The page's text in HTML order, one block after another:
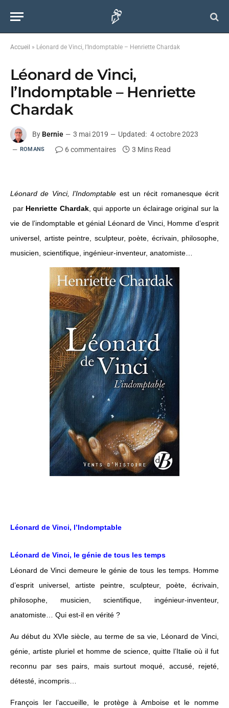
Accueil » Léonard de Vinci, l’Indomptable – Henriette Chardak
Léonard de Vinci,
l’Indomptable – Henriette
Chardak
By Bernie 3 mai 2019 Updated: 4 octobre 2023
ROMANS 6 commentaires 3 Mins Read
Léonard de Vinci, l’Indomptable est un récit romanesque écrit
par Henriette Chardak, qui apporte un éclairage original sur la
vie de l’indomptable et génial Léonard de Vinci, Homme d’esprit
universel, artiste peintre, sculpteur, poète, écrivain, philosophe,
musicien, scientifique, ingénieur-inventeur, anatomiste…
Léonard de Vinci, l’Indomptable
Léonard de Vinci, le génie de tous les temps
Léonard de Vinci demeure le génie de tous les temps. Homme
d’esprit universel, artiste peintre, sculpteur, poète, écrivain,
philosophe, musicien, scientifique, ingénieur-inventeur,
anatomiste… Qui est-il en vérité ?
Au début du XVIe siècle, au terme de sa vie, Léonard de Vinci,
génie, artiste pluriel et homme de science, quitte l’Italie où il fut
reconnu par ses pairs, mais surtout moqué, accusé, rejeté,
détesté, incompris…
François Ier l’accueille, le protège à Amboise et le nomme